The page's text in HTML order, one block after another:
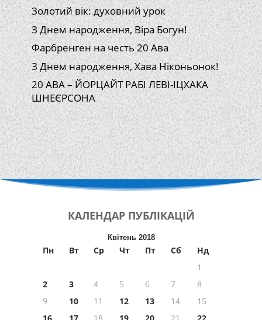
Золотий вік: духовний урок
З Днем народження, Віра Богун!
Фарбренген на честь 20 Ава
З Днем народження, Хава Ніконьонок!
20 АВА – ЙОРЦАЙТ РАБІ ЛЕВІ-ІЦХАКА
ШНЕЄРСОНА
КАЛЕНДАР ПУБЛІКАЦІЙ
Квітень 2018
Пн Вт Ср Чт Пт Сб
Нд
1
2
3 4 5 6 7
8
9
10 11 12 13 14
15